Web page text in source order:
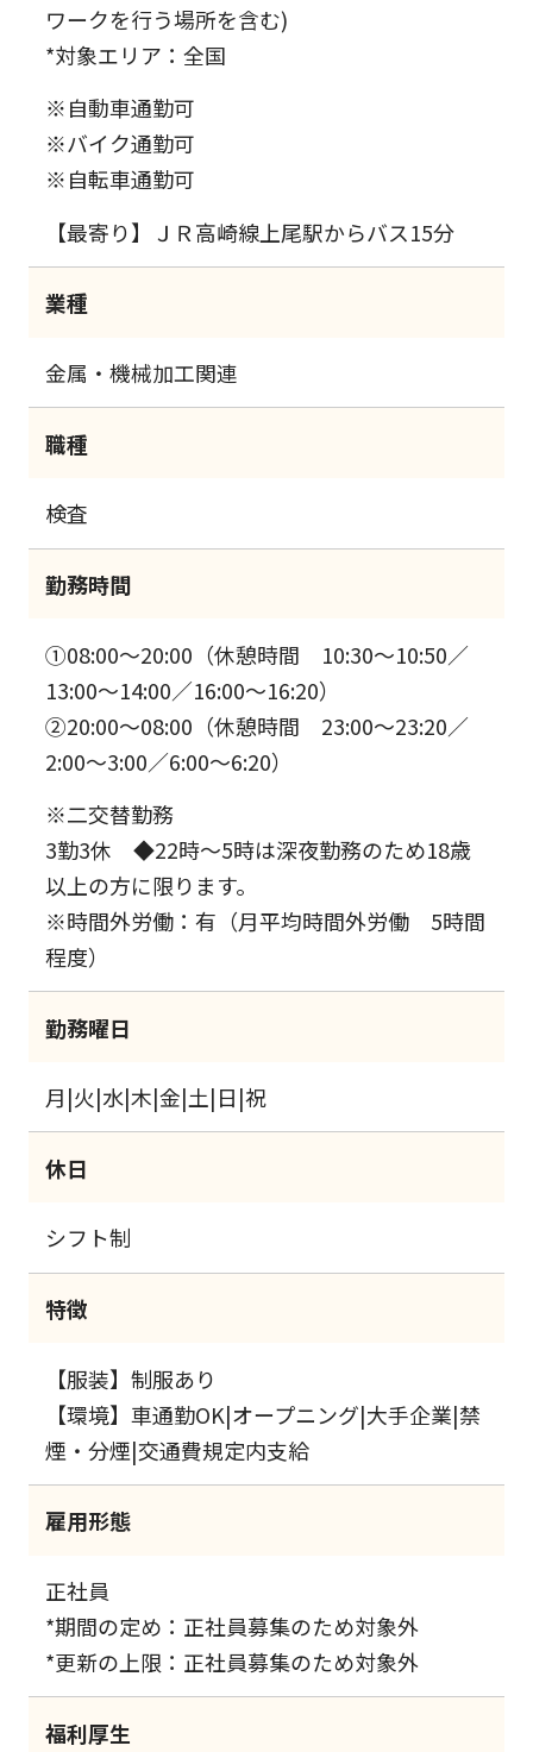
ワークを行う場所を含む)
*対象エリア：全国
※自動車通勤可
※バイク通勤可
※自転車通勤可
【最寄り】ＪＲ高崎線上尾駅からバス15分
業種
金属・機械加工関連
職種
検査
勤務時間
①08:00～20:00（休憩時間 10:30～10:50／
13:00～14:00／16:00～16:20）
②20:00～08:00（休憩時間 23:00～23:20／
2:00～3:00／6:00～6:20）
※二交替勤務
3勤3休 ◆22時～5時は深夜勤務のため18歳
以上の方に限ります。
※時間外労働：有（月平均時間外労働 5時間
程度）
勤務曜日
月|火|水|木|金|土|日|祝
休日
シフト制
特徴
【服装】制服あり
【環境】車通勤OK|オープニング|大手企業|禁
煙・分煙|交通費規定内支給
雇用形態
正社員
*期間の定め：正社員募集のため対象外
*更新の上限：正社員募集のため対象外
福利厚生